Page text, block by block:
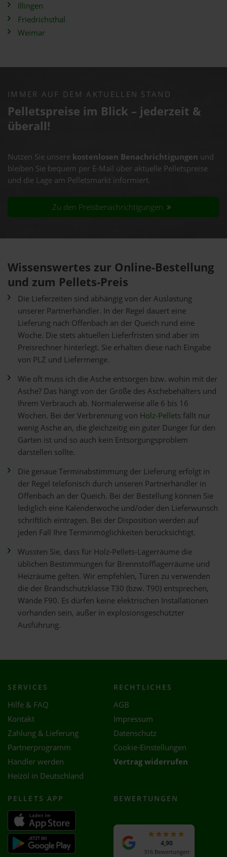
Illingen
Friedrichsthal
Weimar
IMMER AUF DEM AKTUELLEN STAND
Pelletspreise im Blick – jederzeit &
überall!
Nutzen Sie unsere kostenlosen Benachrichtigungen und
bleiben Sie bequem per E-Mail über aktuelle Pelletspreise
und die Lage am Pelletsmarkt informiert.
Zu den Preisbenachrichtigungen
Wissenswertes zur Online-Bestellung
und zum Pellets-Preis
Die Lieferzeiten sind abhängig von der Auslastung
unserer Partnerhändler. In der Regel dauert eine
Lieferung nach Offenbach an der Queich rund eine
Woche. Die stets aktuellen Lieferfristen sind aber im
Preisrechner hinterlegt. Sie erhalten diese nach Eingabe
von PLZ und Liefermenge.
Wie oft muss ich die Asche entsorgen bzw. wohin mit der
Asche? Das hängt von der Größe des Aschebehälters und
Ihrem Verbrauch ab. Normalerweise alle 6 bis 16
Wochen. Bei der Verbrennung von Holz-Pelletsfällt nur
wenig Asche an, die gleichzeitig ein guter Dünger für den
Garten ist und so auch kein Entsorgungsproblem
darstellen sollte.
Die genaue Terminabstimmung der Lieferung erfolgt in
der Regel telefonisch durch unseren Partnerhändler in
Offenbach an der Queich. Bei der Bestellung können Sie
lediglich eine Kalenderwoche und/oder den Lieferwunsch
schriftlich eintragen. Bei der Disposition werden auf
jeden Fall Ihre Terminmöglichkeiten berücksichtigt.
Wussten Sie, dass für Holz-Pellets-Lagerräume die
üblichen Bestimmungen für Brennstofflagerräume und
Heizräume gelten. Wir empfehlen, Türen zu verwenden
die der Brandschutzklasse T30 (bzw. T90) entsprechen,
Wände F90. Es dürfen keine elektrischen Installationen
vorhanden sein, außer in explosionsgeschützter
Ausführung.
SERVICES
Hilfe & FAQ
Kontakt
Zahlung & Lieferung
Partnerprogramm
Händler werden
Heizöl in Deutschland
RECHTLICHES
AGB
Impressum
Datenschutz
Cookie-Einstellungen
Vertrag widerrufen
PELLETS APP BEWERTUNGEN
4,90
316 Bewertungen